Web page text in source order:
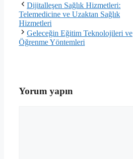
Dijitalleşen Sağlık Hizmetleri:
Telemedicine ve Uzaktan Sağlık
Hizmetleri
Geleceğin Eğitim Teknolojileri ve
Öğrenme Yöntemleri
Yorum yapın